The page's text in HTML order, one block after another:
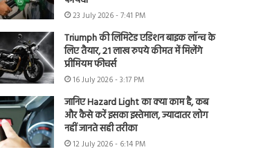
23 July 2026 - 7:41 PM
Triumph की लिमिटेड एडिशन बाइक लॉन्च के
लिए तैयार, 21 लाख रुपये कीमत में मिलेंगे
प्रीमियम फीचर्स
16 July 2026 - 3:17 PM
जानिए Hazard Light का क्या काम है, कब
और कैसे करें इसका इस्तेमाल, ज्यादातर लोग
नहीं जानते सही तरीका
12 July 2026 - 6:14 PM